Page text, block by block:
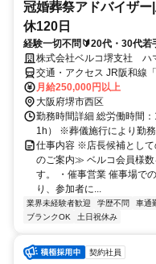
冠婚葬祭アドバイザ
休120日
経験一切不問🔰20代・30代
株式会社ベルコ堺支社 ハ
交通・アクセス JR阪和線
月給250,000円以上
大阪府堺市西区
勤務時間詳細 総労働時間
1h） ※葬儀施行により勤務
仕事内容 ※店長候補とし
のご案内≫ ベルコ会員様数
す。 ・催事営業 催事場で
り、参加者に...
業界未経験者歓迎 学歴不問 車通
ブランクOK
土日祝休み
契約社員